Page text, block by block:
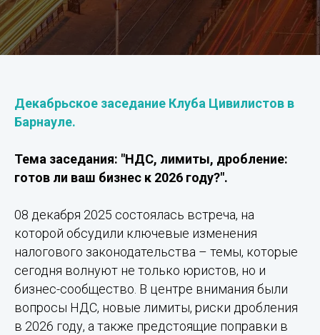
Декабрьское заседание Клуба Цивилистов в
Барнауле.
Тема заседания: "НДС, лимиты, дробление:
готов ли ваш бизнес к 2026 году?".
08 декабря 2025 состоялась встреча, на
которой обсудили ключевые изменения
налогового законодательства – темы, которые
сегодня волнуют не только юристов, но и
бизнес-сообщество. В центре внимания были
вопросы НДС, новые лимиты, риски дробления
в 2026 году, а также предстоящие поправки в